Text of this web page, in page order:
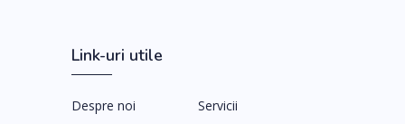
Link-uri utile
Despre noi
Servicii